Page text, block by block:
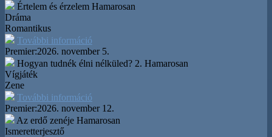
Értelem és érzelem Hamarosan
Dráma
Romantikus
További információ
Premier:2026. november 5.
Hogyan tudnék élni nélküled? 2. Hamarosan
Vígjáték
Zene
További információ
Premier:2026. november 12.
Az erdő zenéje Hamarosan
Ismeretterjesztő